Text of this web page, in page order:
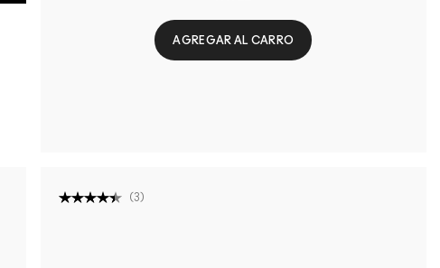
AGREGAR AL CARRO
(3 )